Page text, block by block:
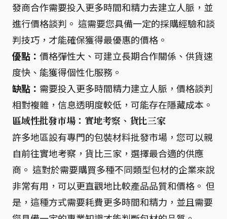
發商合作需要投入更多時間和精力去建立人脈，並
進行價格談判。 這需要您具備一定的採購經驗和談
判技巧，才能確保獲得最優惠的價格。
優點： 價格彈性大、可建立長期合作關係、供貨速
度快、能獲得個性化服務。
缺點： 需要投入更多時間精力建立人脈，價格談判
相對複雜，信息透明度較低，可能存在隱藏成本。
區域性批發市場：實地考察、貨比三家
許多地區設有專門的包裝材料批發市場，您可以親
自前往實地考察，貨比三家，選擇最合適的供應
商。 這對於需要購買多種不同類型包材的企業來說
非常有用，可以更直觀地比較產品品質和價格。 但
是，這種方式需要耗費更多時間和精力，並且需要